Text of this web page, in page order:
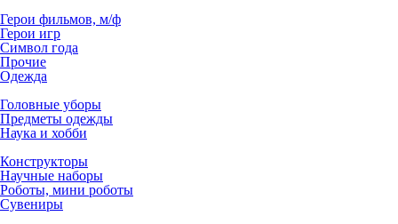
Герои фильмов, м/ф
Герои игр
Символ года
Прочие
Одежда
Головные уборы
Предметы одежды
Наука и хобби
Конструкторы
Научные наборы
Роботы, мини роботы
Сувениры